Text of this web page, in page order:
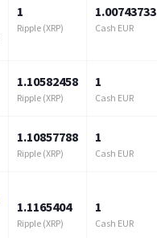
1
Ripple (XRP)
1.00743733
Cash EUR
1.10582458
Ripple (XRP)
1
Cash EUR
1.10857788
Ripple (XRP)
1
Cash EUR
1.1165404
Ripple (XRP)
1
Cash EUR